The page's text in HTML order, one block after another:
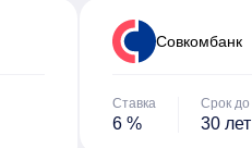
Cовкомбанк
Ставка
6 %
Срок до
30 лет